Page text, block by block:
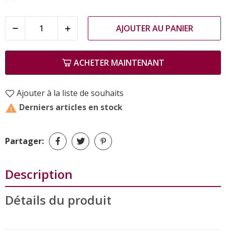
AJOUTER AU PANIER
ACHETER MAINTENANT
Ajouter à la liste de souhaits
 Derniers articles en stock
Partager:
Description
Détails du produit